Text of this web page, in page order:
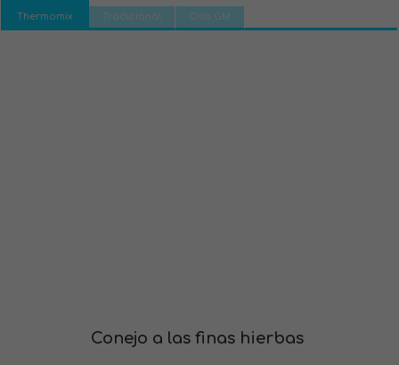
Thermomix Tradicional Olla GM
Conejo a las finas hierbas